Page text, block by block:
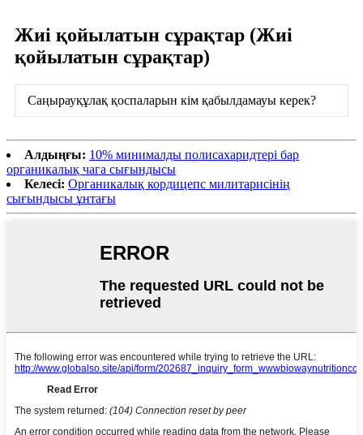
Жиі қойылатын сұрақтар (Жиі
қойылатын сұрақтар)
Саңырауқұлақ қоспаларын кім қабылдамауы керек?
Алдыңғы: 10% минималды полисахаридтері бар
органикалық чага сығындысы
Келесі: Органикалық кордицепс милитарисінің
сығындысы ұнтағы